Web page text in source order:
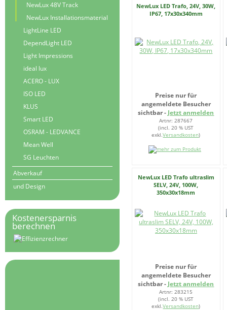
NewLux LED Trafo, 24V, 30W,
IP67, 17x30x340mm
Preise nur für
angemeldete Besucher
sichtbar - Jetzt anmelden
Artnr: 287667
(incl. 20 % UST
exkl.Versandkosten)
NewLux LED Trafo ultraslim
SELV, 24V, 100W,
350x30x18mm
Preise nur für
angemeldete Besucher
sichtbar - Jetzt anmelden
Artnr: 283215
(incl. 20 % UST
exkl.Versandkosten)
NewLux 48V Track
NewLux Installationsmaterial
LightLine LED
DependLight LED
Light Impressions
ideal lux
ACERO - LUX
ISO LED
KLUS
Smart LED
OSRAM - LEDVANCE
Mean Well
SG Leuchten
Abverkauf
und Design
Kostenersparnis
berechnen